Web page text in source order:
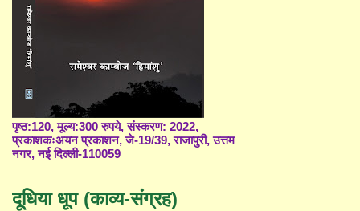
पृष्ठ:120, मूल्य:300 रुपये, संस्करण: 2022,
प्रकाशकःअयन प्रकाशन, जे-19/39, राजापुरी, उत्तम
नगर, नई दिल्ली-110059
दूधिया धूप (काव्य-संग्रह)